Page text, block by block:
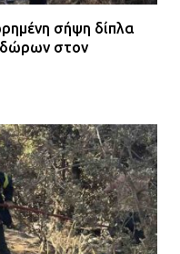
σήψη δίπλα
στον